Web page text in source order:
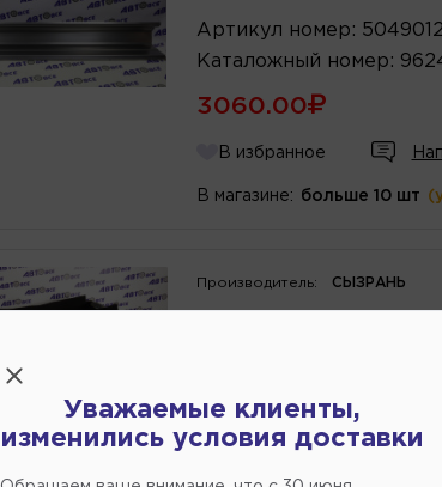
Артикул номер :
Каталожный номер :
3060.00
В избранное
В магазине: больше 10 шт
Производитель: СЫЗРАНЬ
Ковропол
номер
Уважаемые клиенты,
изменились условия доставки